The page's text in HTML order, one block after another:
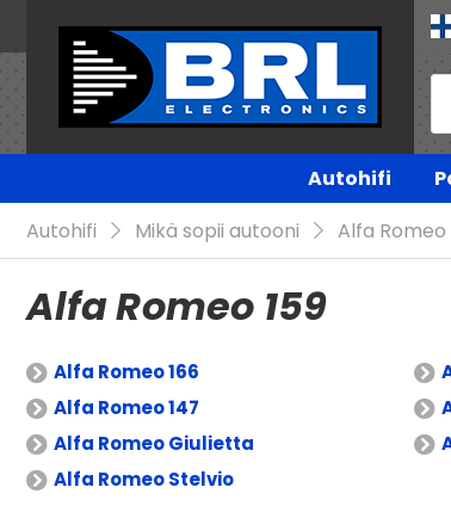
Autohifi
Autohifi
Mikä sopii autooni Alfa Romeo
Alfa Romeo 159
Alfa Romeo 166
Alfa Romeo 147
Alfa Romeo Giulietta
Alfa Romeo Stelvio